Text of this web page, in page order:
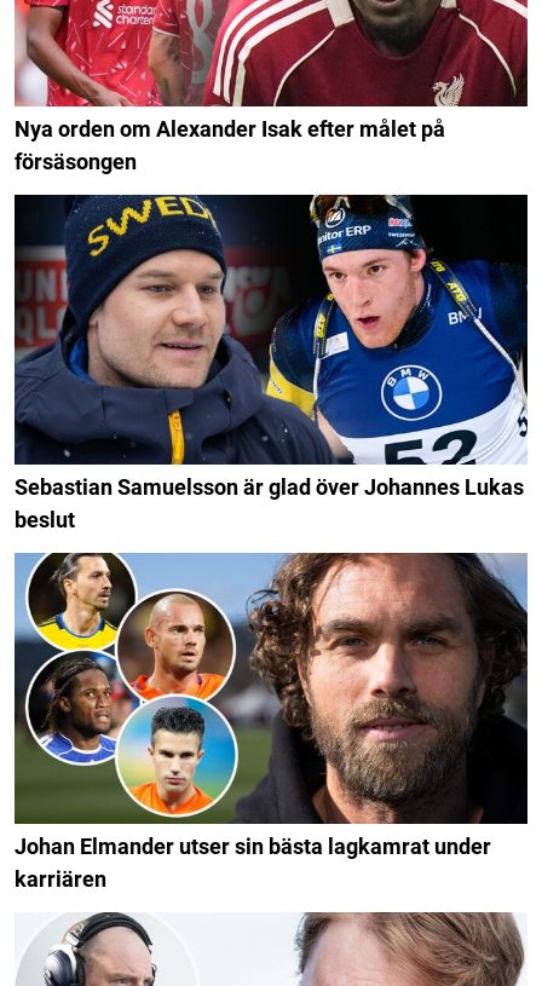
Nya orden om Alexander Isak efter målet på
försäsongen
Sebastian Samuelsson är glad över Johannes Lukas
beslut
Johan Elmander utser sin bästa lagkamrat under
karriären